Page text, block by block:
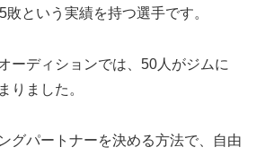
という実績を持つ選手です。
ーディションでは、50人がジムに
りました。
グパートナーを決める方法で、自由